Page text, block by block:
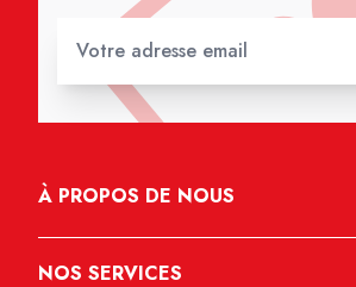
À PROPOS DE NOUS
NOS SERVICES